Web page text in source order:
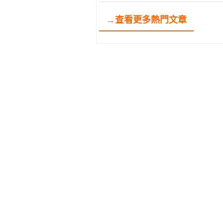
→查看更多熱門文章